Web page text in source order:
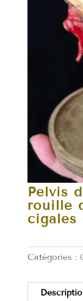
Pelvis
rouille
cigales
Catégories :